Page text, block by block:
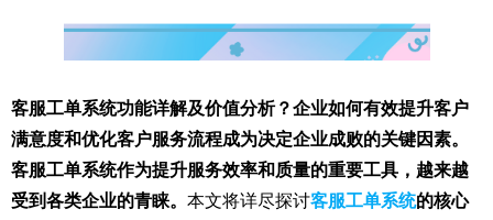
客服工单系统功能详解及价值分析？企业如何有效提升客户
满意度和优化客户服务流程成为决定企业成败的关键因素。
客服工单系统作为提升服务效率和质量的重要工具，越来越
受到各类企业的青睐。 本文将详尽探讨客服工单系统的核心